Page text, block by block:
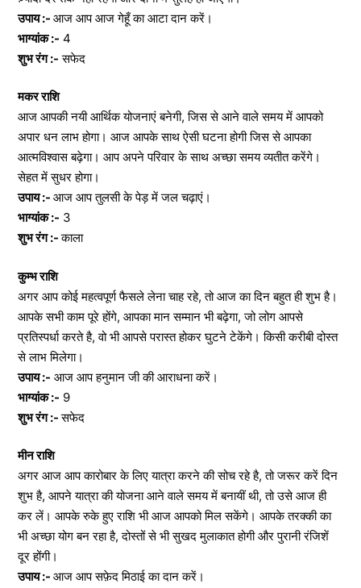
उपाय :- आज आप आज गेहूँ का आटा दान करें।
भाग्यांक :- 4
शुभ रंग :- सफेद
मकर राशि
आज आपकी नयी आर्थिक योजनाएं बनेगी, जिस से आने वाले समय में आपको
अपार धन लाभ होगा। आज आपके साथ ऐसी घटना होगी जिस से आपका
आत्मविश्वास बढ़ेगा। आप अपने परिवार के साथ अच्छा समय व्यतीत करेंगे।
सेहत में सुधर होगा।
उपाय :- आज आप तुलसी के पेड़ में जल चढ़ाएं।
भाग्यांक :- 3
शुभ रंग :-काला
कुम्भ राशि
अगर आप कोई महत्वपूर्ण फैसले लेना चाह रहे, तो आज का दिन बहुत ही शुभ है।
आपके सभी काम पूरे होंगे, आपका मान सम्मान भी बढ़ेगा, जो लोग आपसे
प्रतिस्पर्धा करते है, वो भी आपसे परास्त होकर घुटने टेकेंगे। किसी करीबी दोस्त
से लाभ मिलेगा।
उपाय :- आज आप हनुमान जी की आराधना करें।
भाग्यांक :- 9
शुभ रंग :-सफेद
मीन राशि
अगर आज आप कारोबार के लिए यात्रा करने की सोच रहे है, तो जरूर करें दिन
शुभ है, आपने यात्रा की योजना आने वाले समय में बनायीं थी, तो उसे आज ही
कर लें। आपके रुके हुए राशि भी आज आपको मिल सकेंगे। आपके तरक्की का
भी अच्छा योग बन रहा है, दोस्तों से भी सुखद मुलाकात होगी और पुरानी रंजिशें
दूर होंगी।
उपाय :- आज आप सफ़ेद मिठाई का दान करें।